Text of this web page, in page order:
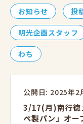
お知らせ 投
明光企画スタッフ
わち
公開日: 2025年2
3/17(月)南行徳
ペ製パン」オー